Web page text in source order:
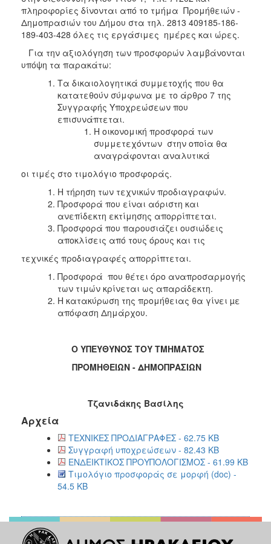
πληροφορίες δίνονται από το τμήμα Προμήθειών -
Δημοπρασιών του Δήμου στα τηλ. 2813 409185-186-
189-403-428 όλες τις εργάσιμες ημέρες και ώρες.
Για την αξιολόγηση των προσφορών λαμβάνονται
υπόψη τα παρακάτω:
Τα δικαιολογητικά συμμετοχής που θα
κατατεθούν σύμφωνα με το άρθρο 7 της
Συγγραφής Υποχρεώσεων που
επισυνάπτεται.
Η οικονομική προσφορά των
συμμετεχόντων στην οποία θα
αναγράφονται αναλυτικά
οι τιμές στο τιμολόγιο προσφοράς.
Η τήρηση των τεχνικών προδιαγραφών.
Προσφορά που είναι αόριστη και
ανεπίδεκτη εκτίμησης απορρίπτεται.
Προσφορά που παρουσιάζει ουσιώδεις
αποκλίσεις από τους όρους και τις
τεχνικές προδιαγραφές απορρίπτεται.
Προσφορά που θέτει όρο αναπροσαρμογής
των τιμών κρίνεται ως απαράδεκτη.
Η κατακύρωση της προμήθειας θα γίνει µε
απόφαση Δημάρχου.
Ο ΥΠΕΥΘΥΝΟΣ ΤΟΥ ΤΜΗΜΑΤΟΣ
ΠΡΟΜΗΘΕΙΩΝ - ΔΗΜΟΠΡΑΣΙΩΝ
Τζανιδάκης Βασίλης
Αρχεία
ΤΕΧΝΙΚΕΣ ΠΡΟΔΙΑΓΡΑΦΕΣ - 62.75 KB
Συγγραφή υποχρεώσεων - 82.43 KB
ΕΝΔΕΙΚΤΙΚΟΣ ΠΡΟΥΠΟΛΟΓΙΣΜΟΣ - 61.99 KB
Τιμολόγιο προσφοράς σε μορφή (doc) -
54.5 KB